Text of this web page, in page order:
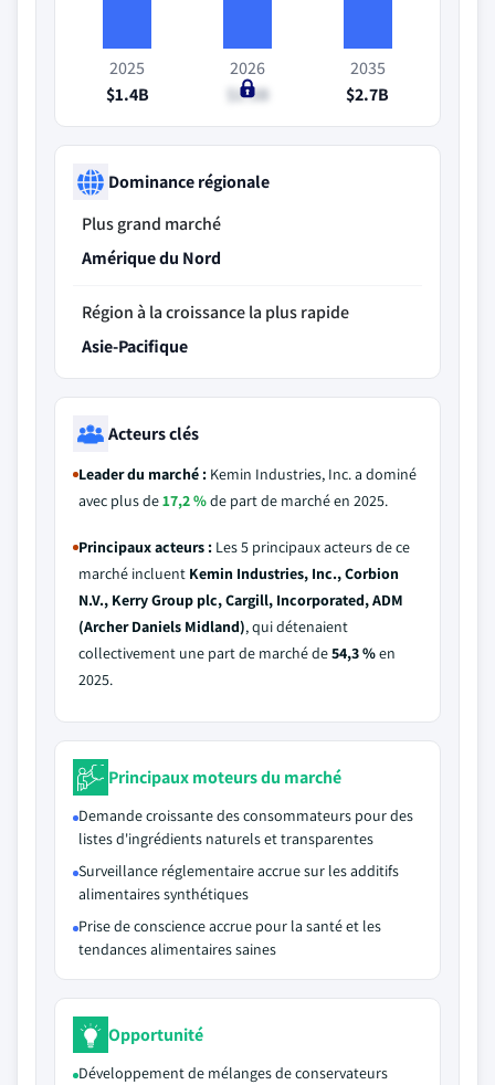
2025
$1.4B
2026
$1.5B
2035
$2.7B
Dominance régionale
Plus grand marché
Amérique du Nord
Région à la croissance la plus rapide
Asie-Pacifique
Acteurs clés
Leader du marché : Kemin Industries, Inc. a dominé
avec plus de17,2 %de part de marché en 2025.
Principaux acteurs : Les 5 principaux acteurs de ce
marché incluent Kemin Industries, Inc., Corbion
N.V., Kerry Group plc, Cargill, Incorporated, ADM
(Archer Daniels Midland), qui détenaient
collectivement une part de marché de54,3 %en
2025.
Principaux moteurs du marché
Demande croissante des consommateurs pour des
listes d'ingrédients naturels et transparentes
Surveillance réglementaire accrue sur les additifs
alimentaires synthétiques
Prise de conscience accrue pour la santé et les
tendances alimentaires saines
Opportunité
Développement de mélanges de conservateurs